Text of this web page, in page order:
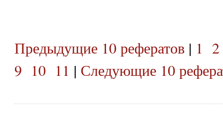
Предыдущие 10 рефератов | 1
2
9 10 11 | Следующие 10